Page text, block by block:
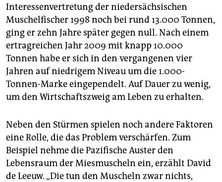
Interessenvertretung der niedersächsischen
Muschelfischer 1998 noch bei rund 13.000 Tonnen,
ging er zehn Jahre später gegen null. Nach einem
ertragreichen Jahr 2009 mit knapp 10.000
Tonnen habe er sich in den vergangenen vier
Jahren auf niedrigem Niveau um die 1.000-
Tonnen-Marke eingependelt. Auf Dauer zu wenig,
um den Wirtschaftszweig am Leben zu erhalten.
Neben den Stürmen spielen noch andere Faktoren
eine Rolle, die das Problem verschärfen. Zum
Beispiel nehme die Pazifische Auster den
Lebensraum der Miesmuscheln ein, erzählt David
de Leeuw. „Die tun den Muscheln zwar nichts,